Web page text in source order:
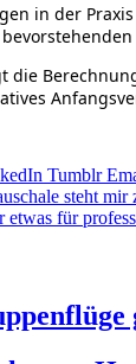
in der
die
Tumblr
steht mir
etwas für